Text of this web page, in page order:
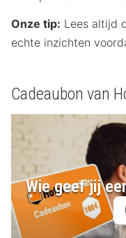
Onze tip: Lees altijd
echte inzichten
Cadeaubon van
Wie geef jij